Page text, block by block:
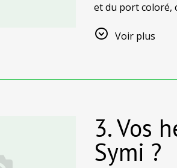
et du port coloré,
d'autres parties
Voir plus
3. Vos
Symi ?